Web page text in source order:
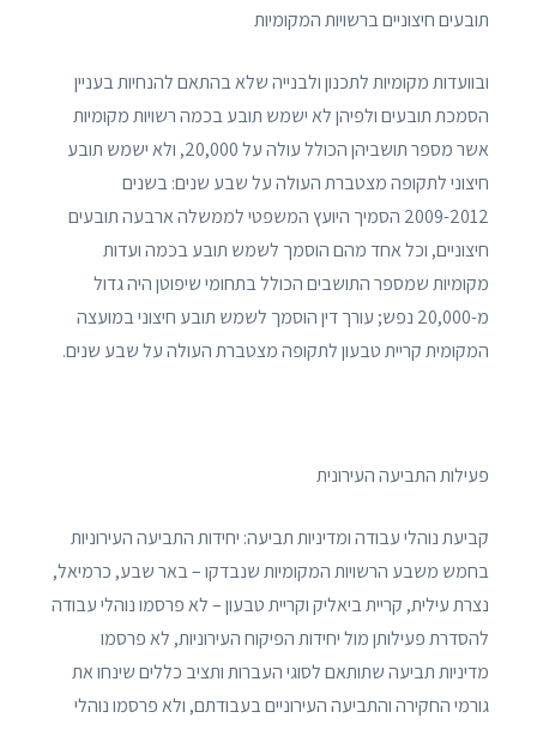
תובעים חיצוניים ברשויות המקומיות
ובוועדות מקומיות לתכנון ולבנייה שלא בהתאם להנחיות בעניין
הסמכת תובעים ולפיהן לא ישמש תובע בכמה רשויות מקומיות
אשר מספר תושביהן הכולל עולה על 20,000, ולא ישמש תובע
חיצוני לתקופה מצטברת העולה על שבע שנים: בשנים
2009-2012 הסמיך היועץ המשפטי לממשלה ארבעה תובעים
חיצוניים, וכל אחד מהם הוסמך לשמש תובע בכמה ועדות
מקומיות שמספר התושבים הכולל בתחומי שיפוטן היה גדול
מ-20,000 נפש; עורך דין הוסמך לשמש תובע חיצוני במועצה
המקומית קריית טבעון לתקופה מצטברת העולה על שבע שנים.
פעילות התביעה העירונית
קביעת נוהלי עבודה ומדיניות תביעה: יחידות התביעה העירוניות
בחמש משבע הרשויות המקומיות שנבדקו – באר שבע, כרמיאל,
נצרת עילית, קריית ביאליק וקריית טבעון – לא פרסמו נוהלי עבודה
להסדרת פעילותן מול יחידות הפיקוח העירוניות, לא פרסמו
מדיניות תביעה שתותאם לסוגי העברות ותציב כללים שינחו את
גורמי החקירה והתביעה העירוניים בעבודתם, ולא פרסמו נוהלי